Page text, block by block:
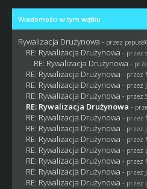
Wiadomości w tym wątku
Rywalizacja Drużynowa - przez
RE: Rywalizacja Drużynowa - przez
RE: Rywalizacja Drużynowa -
RE: Rywalizacja Drużynowa - przez
RE: Rywalizacja Drużynowa - przez
RE: Rywalizacja Drużynowa - przez
RE: Rywalizacja Drużynowa -
RE: Rywalizacja Drużynowa - przez
RE: Rywalizacja Drużynowa - przez
RE: Rywalizacja Drużynowa - przez
RE: Rywalizacja Drużynowa - przez
RE: Rywalizacja Drużynowa - przez
RE: Rywalizacja Drużynowa - przez
RE: Rywalizacja Drużynowa - przez